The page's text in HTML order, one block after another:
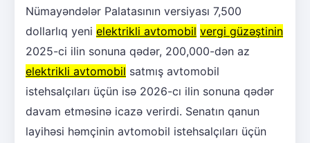
Nümayəndələr Palatasının versiyası 7,500
dollarlıq yeni elektrikli avtomobil vergi güzəştinin
2025-ci ilin sonuna qədər, 200,000-dən az
elektrikli avtomobil satmış avtomobil
istehsalçıları üçün isə 2026-cı ilin sonuna qədər
davam etməsinə icazə verirdi. Senatın qanun
layihəsi həmçinin avtomobil istehsalçıları üçün